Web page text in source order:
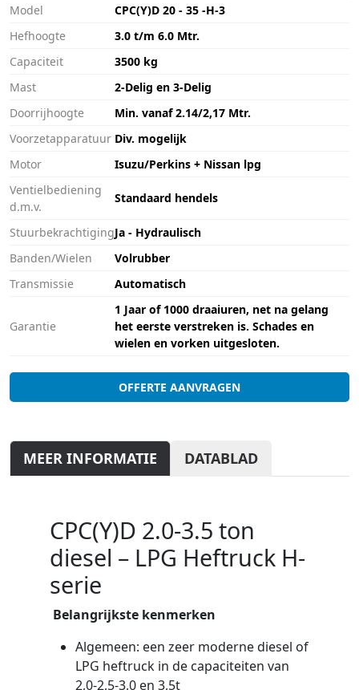
Model
CPC(Y)D 20 - 35 -H-3
Hefhoogte
3.0 t/m 6.0 Mtr.
Capaciteit
3500 kg
Mast
2-Delig en 3-Delig
Doorrijhoogte
Min. vanaf 2.14/2,17 Mtr.
Voorzetapparatuur Div. mogelijk
Motor
Isuzu/Perkins + Nissan lpg
Ventielbediening
d.m.v.
Standaard hendels
StuurbekrachtigingJa - Hydraulisch
Banden/Wielen
Volrubber
Transmissie
Automatisch
Garantie
1 Jaar of 1000 draaiuren, net na gelang
het eerste verstreken is. Schades en
wielen en vorken uitgesloten.
OFFERTE AANVRAGEN
MEER INFORMATIE DATABLAD
CPC(Y)D 2.0-3.5 ton
diesel – LPG Heftruck H-
serie
Belangrijkste kenmerken
Algemeen: een zeer moderne diesel of
LPG heftruck in de capaciteiten van
2,0-2,5-3,0 en 3,5t